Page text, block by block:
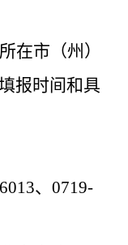
在市（州）
报时间和具
、0719-